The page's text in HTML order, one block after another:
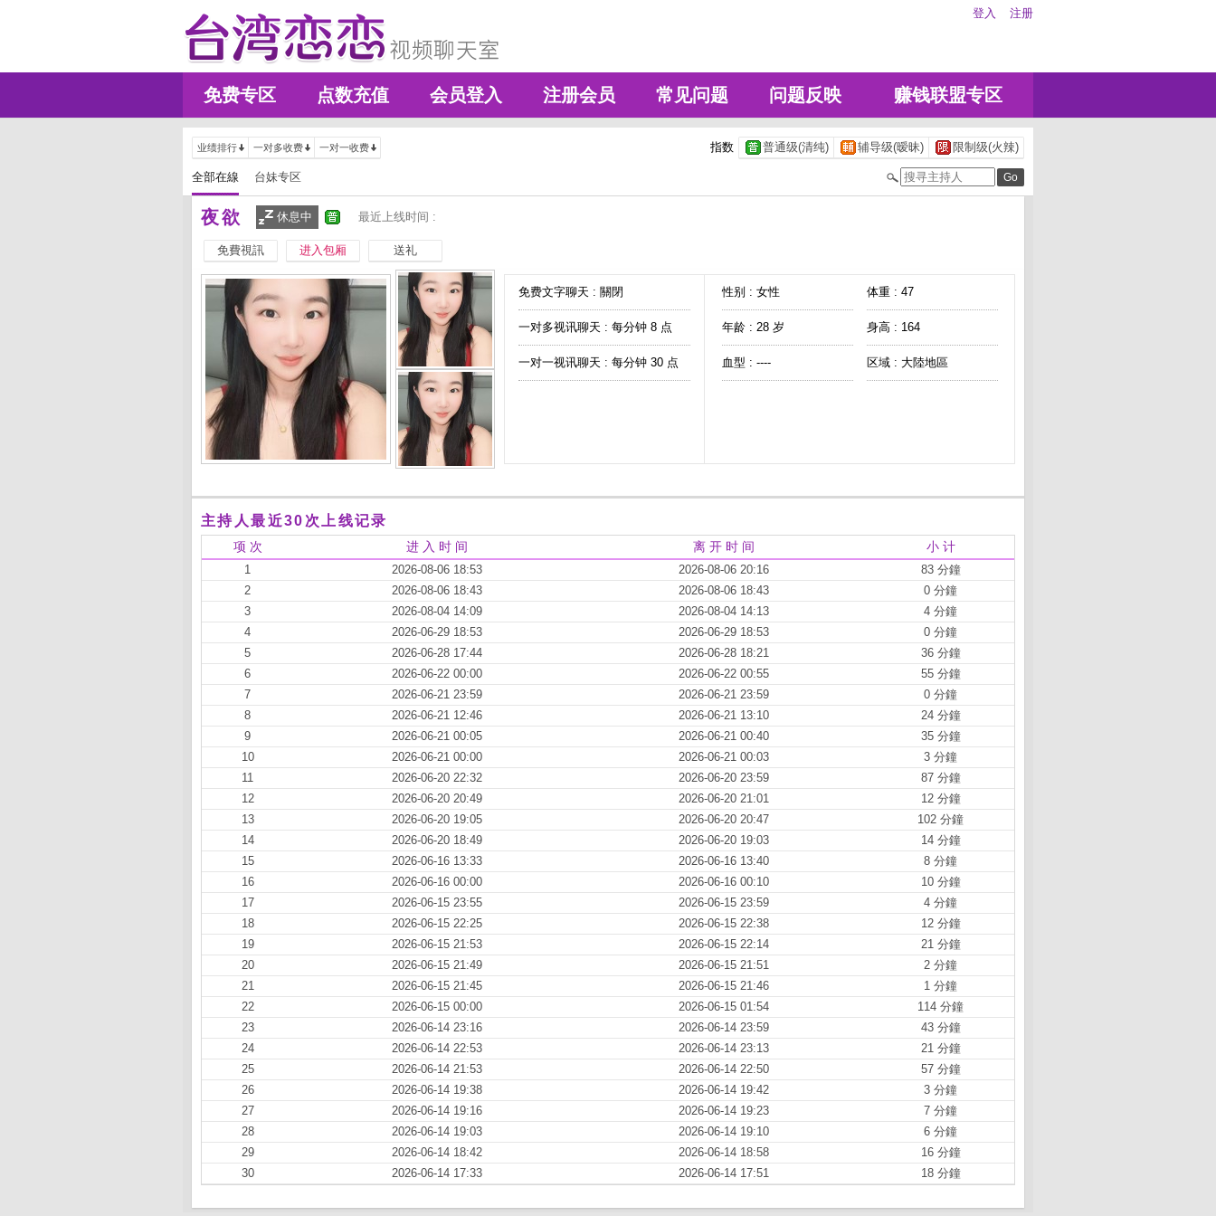
登入 注册
免费专区 点数充值 会员登入 注册会员 常见问题 问题反映 赚钱联盟专区
业绩排行 一对多收费 一对一收费 指数 普通级(清纯) 辅导级(暧昧) 限制级(火辣)
全部在線 台妹专区
夜欲 休息中 最近上线时间 :
免費視訊 进入包厢 送礼
免费文字聊天 : 關閉
一对多视讯聊天 : 每分钟 8 点
一对一视讯聊天 : 每分钟 30 点
性别 : 女性 体重 : 47
年龄 : 28 岁 身高 : 164
血型 : ---- 区域 : 大陸地區
主持人最近30次上线记录
项 次 进 入 时 间 离 开 时 间 小 计
1 2026-08-06 18:53 2026-08-06 20:16
83 分鐘
2
2026-08-06 18:43 2026-08-06 18:43
0 分鐘
3
2026-08-04 14:09 2026-08-04 14:13
4 分鐘
4
2026-06-29 18:53 2026-06-29 18:53
0 分鐘
5
2026-06-28 17:44 2026-06-28 18:21
36 分鐘
6
2026-06-22 00:00 2026-06-22 00:55
55 分鐘
7
2026-06-21 23:59 2026-06-21 23:59
0 分鐘
8
2026-06-21 12:46 2026-06-21 13:10
24 分鐘
9
2026-06-21 00:05 2026-06-21 00:40
35 分鐘
10
2026-06-21 00:00 2026-06-21 00:03
3 分鐘
11
2026-06-20 22:32 2026-06-20 23:59
87 分鐘
12
2026-06-20 20:49 2026-06-20 21:01
12 分鐘
13
2026-06-20 19:05 2026-06-20 20:47
102 分鐘
14
2026-06-20 18:49 2026-06-20 19:03
14 分鐘
15
2026-06-16 13:33 2026-06-16 13:40
8 分鐘
16
2026-06-16 00:00 2026-06-16 00:10
10 分鐘
17
2026-06-15 23:55 2026-06-15 23:59
4 分鐘
18
2026-06-15 22:25 2026-06-15 22:38
12 分鐘
19
2026-06-15 21:53 2026-06-15 22:14
21 分鐘
20
2026-06-15 21:49 2026-06-15 21:51
2 分鐘
21
2026-06-15 21:45 2026-06-15 21:46
1 分鐘
22
2026-06-15 00:00 2026-06-15 01:54
114 分鐘
23
2026-06-14 23:16 2026-06-14 23:59
43 分鐘
24
2026-06-14 22:53 2026-06-14 23:13
21 分鐘
25
2026-06-14 21:53 2026-06-14 22:50
57 分鐘
26
2026-06-14 19:38 2026-06-14 19:42
3 分鐘
27
2026-06-14 19:16 2026-06-14 19:23
7 分鐘
28
2026-06-14 19:03 2026-06-14 19:10
6 分鐘
29
2026-06-14 18:42 2026-06-14 18:58
16 分鐘
30
2026-06-14 17:33 2026-06-14 17:51 18 分鐘